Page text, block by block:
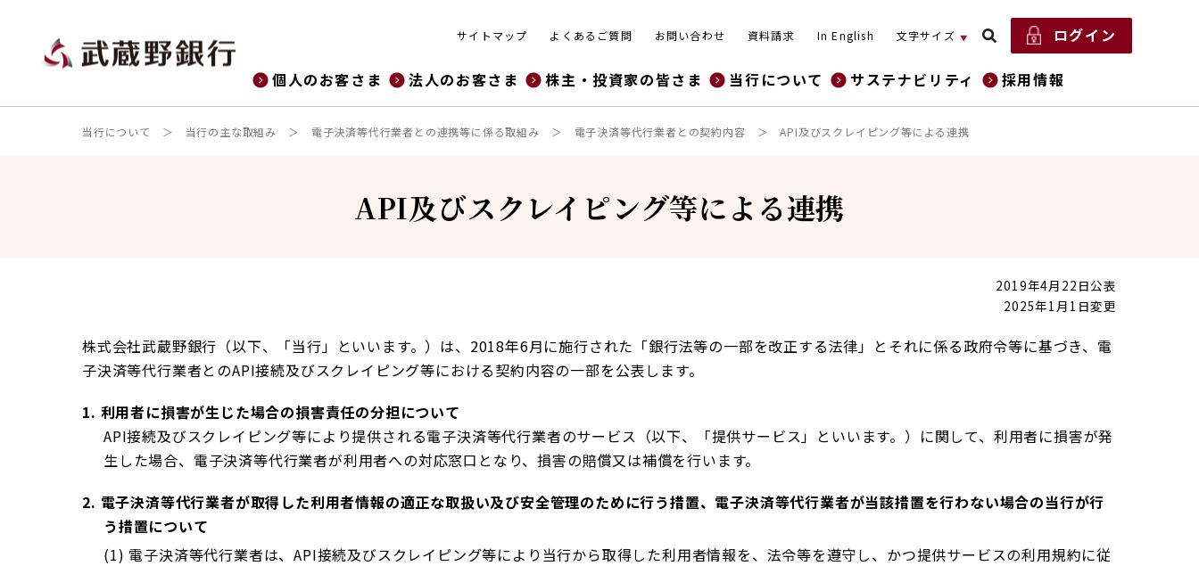
サイトマップ よくあるご質問 お問い合わせ 資料請求 In English 文字サイズ ログイン
個人のお客さま 法人のお客さま 株主・投資家の皆さま 当行について サステナビリティ 採用情報
当行について 当行の主な取組み 電子決済等代行業者との連携等に係る取組み 電子決済等代行業者との契約内容 API及びスクレイピング等による連携
API及びスクレイピング等による連携
2019年4月22日公表
2025年1月1日変更
株式会社武蔵野銀行（以下、「当行」といいます。）は、2018年6月に施行された「銀行法等の一部を改正する法律」とそれに係る政府令等に基づき、電
子決済等代行業者とのAPI接続及びスクレイピング等における契約内容の一部を公表します。
1. 利用者に損害が生じた場合の損害責任の分担について
API接続及びスクレイピング等により提供される電子決済等代行業者のサービス（以下、「提供サービス」といいます。）に関して、利用者に損害が発
生した場合、電子決済等代行業者が利用者への対応窓口となり、損害の賠償又は補償を行います。
2. 電子決済等代行業者が取得した利用者情報の適正な取扱い及び安全管理のために行う措置、電子決済等代行業者が当該措置を行わない場合の当行が行
う措置について
(1) 電子決済等代行業者は、API接続及びスクレイピング等により当行から取得した利用者情報を、法令等を遵守し、かつ提供サービスの利用規約に従